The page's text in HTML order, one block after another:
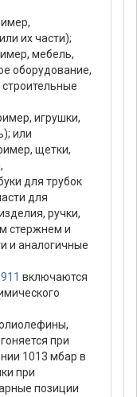
их части);
мебель,
оборудование,
игрушки,
или
щетки,
для трубок
для
ручки,
стержнем и
и аналогичные
включаются
при
1013 мбар в
при
позиции